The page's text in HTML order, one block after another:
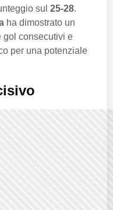
sul 25-28.
ha dimostrato un
gol consecutivi e
per una potenziale